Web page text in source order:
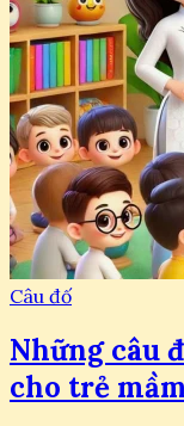
Câu đố
Những câu
cho trẻ